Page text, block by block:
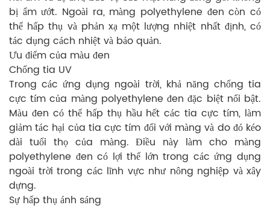
bị ẩm ướt. Ngoài ra, màng polyethylene đen còn có
thể hấp thụ và phản xạ một lượng nhiệt nhất định, có
tác dụng cách nhiệt và bảo quản.
Ưu điểm của màu đen
Chống tia UV
Trong các ứng dụng ngoài trời, khả năng chống tia
cực tím của màng polyethylene đen đặc biệt nổi bật.
Màu đen có thể hấp thụ hầu hết các tia cực tím, làm
giảm tác hại của tia cực tím đối với màng và do đó kéo
dài tuổi thọ của màng. Điều này làm cho màng
polyethylene đen có lợi thế lớn trong các ứng dụng
ngoài trời trong các lĩnh vực như nông nghiệp và xây
dựng.
Sự hấp thụ ánh sáng